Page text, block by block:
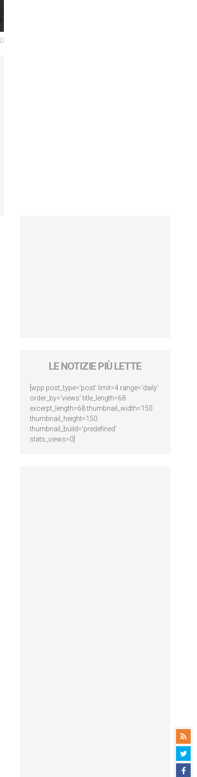
LE NOTIZIE PIÙ LETTE
[wpp post_type='post' limit=4 range='daily'
order_by='views' title_length=68
excerpt_length=68 thumbnail_width=150
thumbnail_height=150
thumbnail_build='predefined'
stats_views=0]